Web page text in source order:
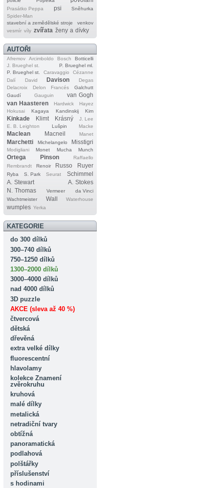
Prasátko Peppa psi
Sněhurka
Spider‐Man
stavební a zemědělské stroje
venkov
vesmír víly zvířata ženy a dívky
AUTOŘI
Afremov Arcimboldo Bosch
Botticelli
J. Brueghel st.
P. Brueghel ml.
P. Brueghel st.
Caravaggio
Cézanne
Dalí
David Davison
Degas
Delacroix
Delon Francés
Galchutt
Gaudí
Gauguin
van Gogh
van Haasteren
Hardwick
Hayez
Hokusai
Kagaya Kandinskij Kim
Kinkade Klimt Krásný
J. Lee
E. B. Leighton
Lušpin Macke
Maclean Macneil Manet
Marchetti Michelangelo Misstigri
Modigliani Monet Mucha Munch
Ortega Pinson
Raffaello
Rembrandt
Renoir Russo Ruyer
Ryba S. Park Seurat
Schimmel
A. Stewart
A. Stokes
N. Thomas
Vermeer
da Vinci
Wachtmeister
Wall Waterhouse
wumples Yerka
KATEGORIE
do 300 dílků
300–740 dílků
750–1250 dílků
1300–2000 dílků
3000–4000 dílků
nad 4000 dílků
3D puzzle
AKCE (sleva až 40 %)
čtvercová
dětská
dřevěná
extra velké dílky
fluorescentní
hlavolamy
kolekce Znamení
zvěrokruhu
kruhová
malé dílky
metalická
netradiční tvary
obtížná
panoramatická
podlahová
polštářky
příslušenství
s hodinami